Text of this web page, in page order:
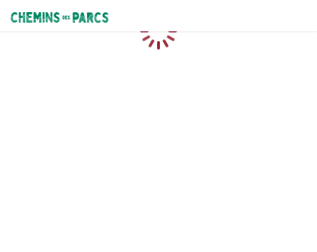
Chemins des Parcs
Chargement